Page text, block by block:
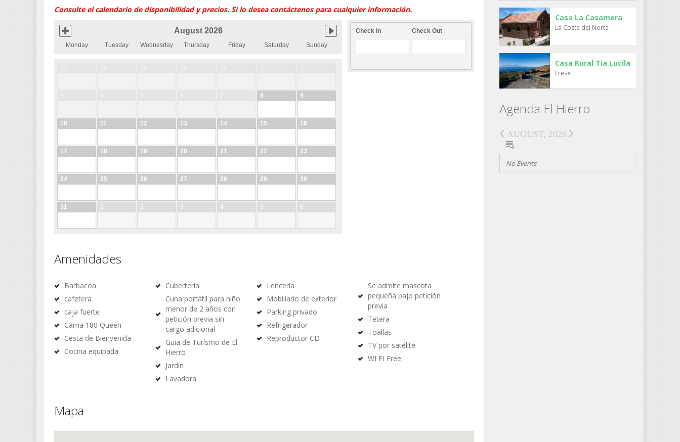
Consulte el calendario de disponibilidad y precios. Si lo desea contáctenos para cualquier información.
August 2026
Monday Tuesday Wednesday Thursday Friday Saturday Sunday
8 9
10 11 12 13 14 15 16
17 18 19 20 21 22 23
24 25 26 27 28 29 30
31 1 2 3 4 5 6
Check In Check Out
Amenidades
Barbacoa
cafetera
caja fuerte
Cama 180 Queen
Cesta de Bienvenida
Cocina equipada
Cuberteria
Cuna portátil para niño
menor de 2 años con
petición previa sin
cargo adicional
Guia de Turísmo de El
Hierro
Jardín
Lavadora
Lencería
Mobiliario de exterior
Parking privado
Refrigerador
Reproductor CD
Se admite mascota
pequeña bajo petición
previa
Tetera
Toallas
TV por satélite
WI FI Free
Mapa
Casa La Casamera
La Costa del Norte
Casa Rural Tia Lucila
Erese
Agenda El Hierro
AUGUST, 2026
No Events